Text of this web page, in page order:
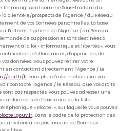
Immo agissant comme Sous-traitant du
clientèle/prospects de l'Agence / du Réseau
de vos Données personnelles. La base
l'intérêt légitime de l'Agence / du Réseau.
de suppression et sont destinées à
à la loi « informatique et libertés », vous
rectification, d’effacement, d’opposition, de
données. Vous pouvez retirer votre
en contactant directement l’Agence / Le
cnil.fr/fr pour plus d’informations sur vos
contacté l'Agence / le Réseau, que vos droits
pas respectés, vous pouvez adresser une
informons de l’existence de la liste
« Bloctel », sur laquelle vous pouvez
. Dans le cadre de la protection des
invitons à ne pas inscrire de Données